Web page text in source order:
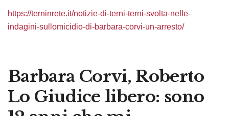
https://terninrete.it/notizie-di-terni-terni-svolta-nelle-
indagini-sullomicidio-di-barbara-corvi-un-arresto/
Barbara Corvi, Roberto
Lo Giudice libero: sono